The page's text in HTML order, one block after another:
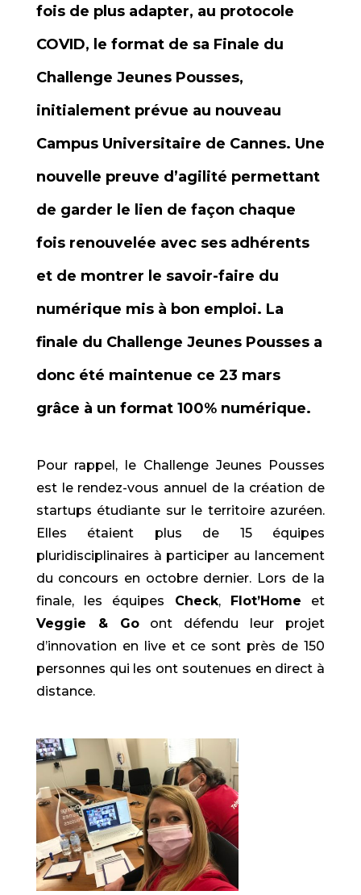
fois de plus adapter, au protocole
COVID, le format de sa Finale du
Challenge Jeunes Pousses,
initialement prévue au nouveau
Campus Universitaire de Cannes. Une
nouvelle preuve d’agilité permettant
de garder le lien de façon chaque
fois renouvelée avec ses adhérents
et de montrer le savoir-faire du
numérique mis à bon emploi. La
finale du Challenge Jeunes Pousses a
donc été maintenue ce 23 mars
grâce à un format 100% numérique.
Pour rappel, le Challenge Jeunes Pousses
est le rendez-vous annuel de la création de
startups étudiante sur le territoire azuréen.
Elles étaient plus de 15 équipes
pluridisciplinaires à participer au lancement
du concours en octobre dernier. Lors de la
finale, les équipes Check, Flot’Home et
Veggie & Goont défendu leur projet
d’innovation en live et ce sont près de 150
personnes qui les ont soutenues en direct à
distance.